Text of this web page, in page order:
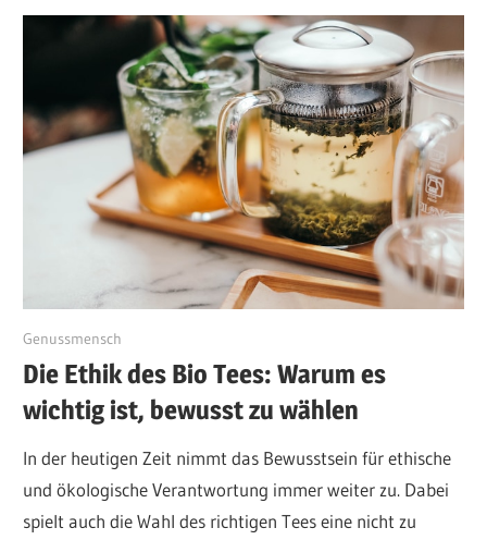
September 5, 2023
Genussmensch
Die Ethik des Bio Tees: Warum es
wichtig ist, bewusst zu wählen
In der heutigen Zeit nimmt das Bewusstsein für ethische
und ökologische Verantwortung immer weiter zu. Dabei
spielt auch die Wahl des richtigen Tees eine nicht zu